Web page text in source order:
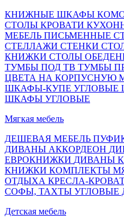
КНИЖНЫЕ ШКАФЫ
СТОЛЫ КРОВАТИ
МЕБЕЛЬ ПИСЬМЕННЫЕ
СТЕЛЛАЖИ СТЕНКИ
КНИЖКИ СТОЛЫ
ТУМБЫ ПОД ТВ ТУМБЫ
ЦВЕТА НА КОРПУСНУЮ
ШКАФЫ-КУПЕ УГЛОВЫЕ
ШКАФЫ УГЛОВЫЕ
Мягкая мебель
ДЕШЕВАЯ МЕБЕЛЬ
ДИВАНЫ АККОРДЕОН
ЕВРОКНИЖКИ ДИВАНЫ
КНИЖКИ КОМПЛЕКТЫ
ОТДЫХА КРЕСЛА-
СОФЫ, ТАХТЫ УГЛОВЫЕ
Детская мебель